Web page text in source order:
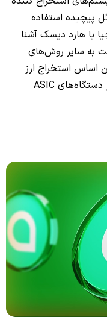
پیچیده استفاده
با هارد دیسک آشنا
به سایر روش‌های
اساس استخراج ارز
دیجیتال با هارد دیسک برای افرادی که از دستگاه‌های ASIC